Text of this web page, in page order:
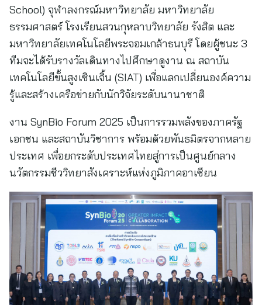
School) จุฬาลงกรณ์มหาวิทยาลัย มหาวิทยาลัย
ธรรมศาสตร์ โรงเรียนสวนกุหลาบวิทยาลัย รังสิต และ
มหาวิทยาลัยเทคโนโลยีพระจอมเกล้าธนบุรี โดยผู้ชนะ 3
ทีมจะได้รับรางวัลเดินทางไปศึกษาดูงาน ณ สถาบัน
เทคโนโลยีขั้นสูงเซินเจิ้น (SIAT) เพื่อแลกเปลี่ยนองค์ความ
รู้และสร้างเครือข่ายกับนักวิจัยระดับนานาชาติ
งาน SynBio Forum 2025 เป็นการรวมพลังของภาครัฐ
เอกชน และสถาบันวิชาการ พร้อมด้วยพันธมิตรจากหลาย
ประเทศ เพื่อยกระดับประเทศไทยสู่การเป็นศูนย์กลาง
นวัตกรรมชีววิทยาสังเคราะห์แห่งภูมิภาคอาเซียน